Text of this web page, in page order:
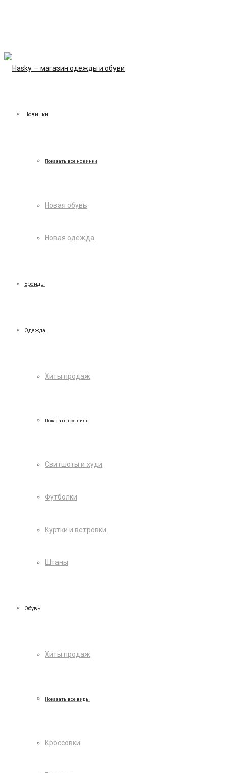
Новинки
Показать все новинки
Новая обувь
Новая одежда
Бренды
Одежда
Хиты продаж
Показать все виды
Свитшоты и худи
Футболки
Куртки и ветровки
Штаны
Обувь
Хиты продаж
Показать все виды
Кроссовки